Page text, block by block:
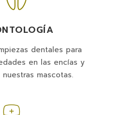
dentales para
en las encías y
mascotas.